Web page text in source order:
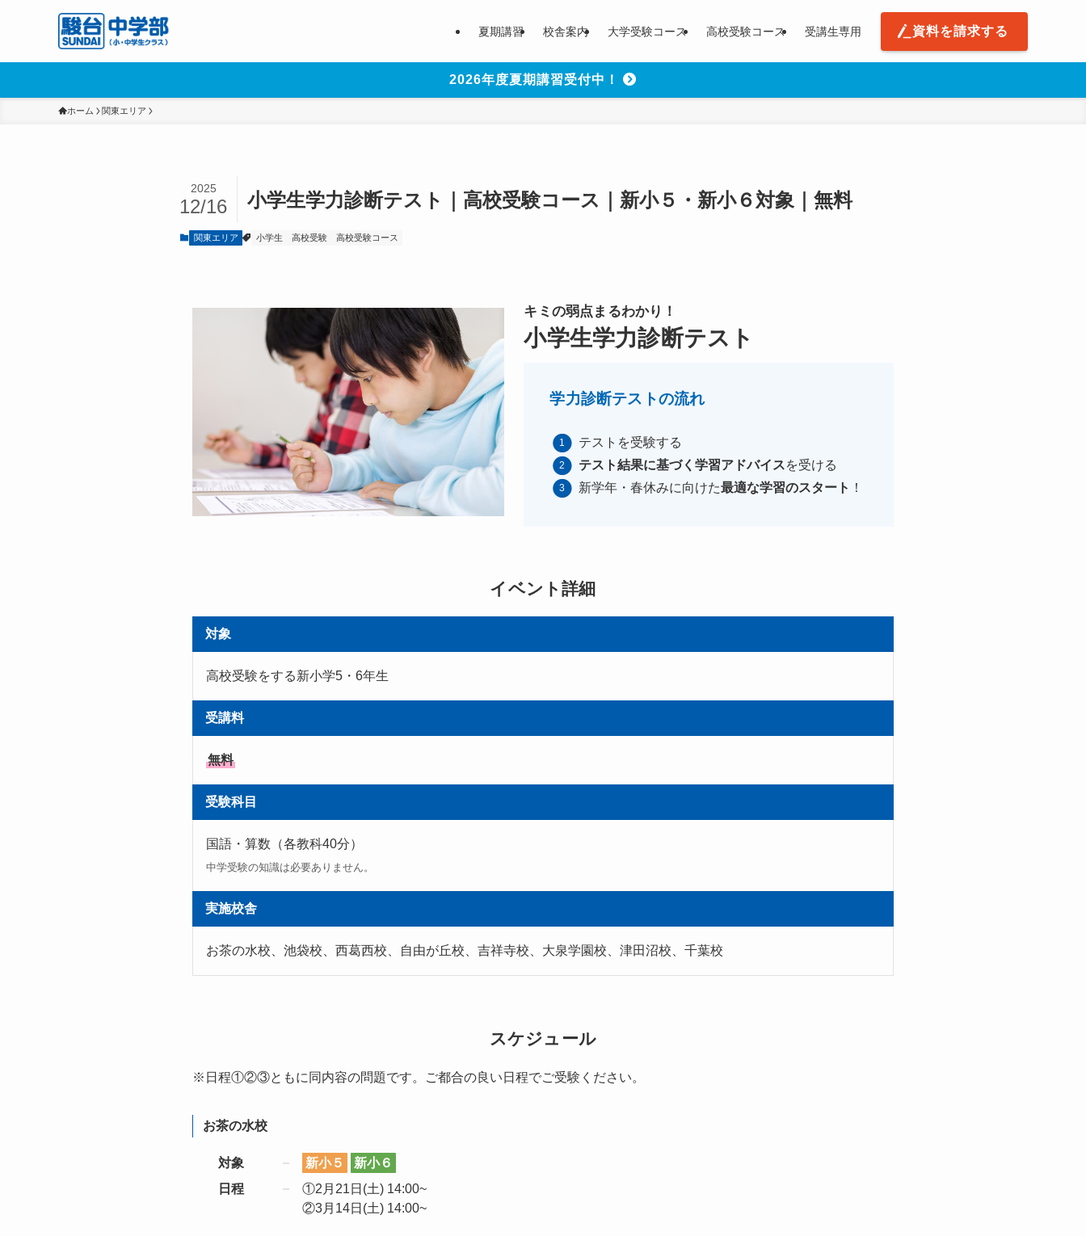
夏期講習 校舎案内 大学受験コース 高校受験コース 受講生専用 資料を請求する
2026年度夏期講習受付中！
ホーム 関東エリア
小学生学力診断テスト｜高校受験コース｜新小５・新小６対象｜無料
2025
12/16
関東エリア 小学生 高校受験 高校受験コース
キミの弱点まるわかり！
小学生学力診断テスト
学力診断テストの流れ
テストを受験する
テスト結果に基づく学習アドバイスを受ける
新学年・春休みに向けた最適な学習のスタート ！
イベント詳細
対象
高校受験をする新小学5・6年生
受講料
無料
受験科目
国語・算数（各教科40分）
中学受験の知識は必要ありません。
実施校舎
お茶の水校、池袋校、西葛西校、自由が丘校、吉祥寺校、大泉学園校、津田沼校、千葉校
スケジュール
※日程①②③ともに同内容の問題です。ご都合の良い日程でご受験ください。
お茶の水校
対象 新小５
新小６
日程
①2月21日(土) 14:00~
②3月14日(土) 14:00~